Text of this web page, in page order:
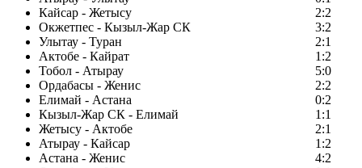
Кайсар - Жетысу
2:2
Окжетпес - Кызыл-Жар СК
3:2
Улытау - Туран
2:1
Актобе - Кайрат
1:2
Тобол - Атырау
5:0
Ордабасы - Женис
2:2
Елимай - Астана
0:2
Кызыл-Жар СК - Елимай
1:1
Жетысу - Актобе
2:1
Атырау - Кайсар
1:2
Астана - Женис
4:2